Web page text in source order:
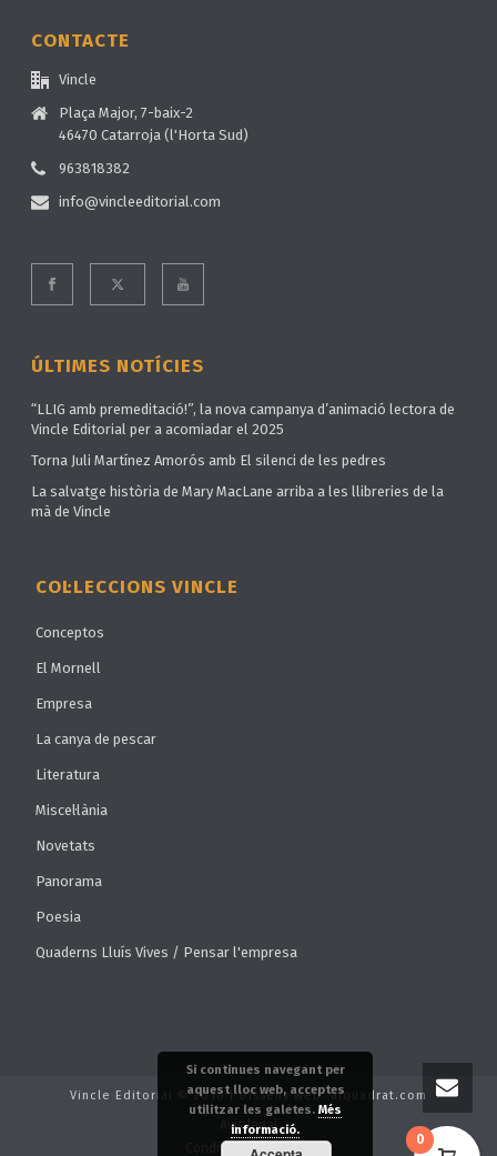
CONTACTE
Vincle
Plaça Major, 7-baix-2
46470 Catarroja (l'Horta Sud)
963818382
info@vincleeditorial.com
ÚLTIMES NOTÍCIES
“LLIG amb premeditació!”, la nova campanya d’animació lectora de
Vincle Editorial per a acomiadar el 2025
Torna Juli Martínez Amorós amb El silenci de les pedres
La salvatge història de Mary MacLane arriba a les llibreries de la
mà de Vincle
COL·LECCIONS VINCLE
Conceptos
El Mornell
Empresa
La canya de pescar
Literatura
Miscel·lània
Novetats
Panorama
Poesia
Quaderns Lluís Vives / Pensar l'empresa
Vincle Editorial © 2018 | Disseny web: alquadrat.com
Avís legal
Condicions de venda
0
Si continues navegant per
aquest lloc web, acceptes
utilitzar les galetes. Més
informació.